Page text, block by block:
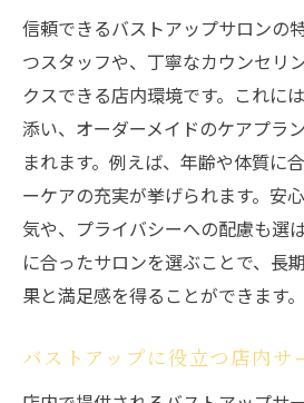
信頼できるバストアップサロンの
つスタッフや、丁寧なカウンセリ
クスできる店内環境です。これに
添い、オーダーメイドのケアプラ
まれます。例えば、年齢や体質に
ーケアの充実が挙げられます。安
気や、プライバシーへの配慮も選
に合ったサロンを選ぶことで、長
果と満足感を得ることができます。
バストアップに役立つ店内サ